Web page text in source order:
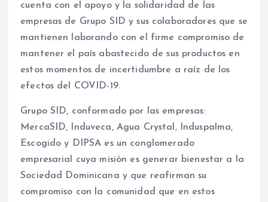
cuenta con el apoyo y la solidaridad de las
empresas de Grupo SID y sus colaboradores que se
mantienen laborando con el firme compromiso de
mantener el país abastecido de sus productos en
estos momentos de incertidumbre a raíz de los
efectos del COVID-19.
Grupo SID, conformado por las empresas:
MercaSID, Induveca, Agua Crystal, Induspalma,
Escogido y DIPSA es un conglomerado
empresarial cuya misión es generar bienestar a la
Sociedad Dominicana y que reafirman su
compromiso con la comunidad que en estos